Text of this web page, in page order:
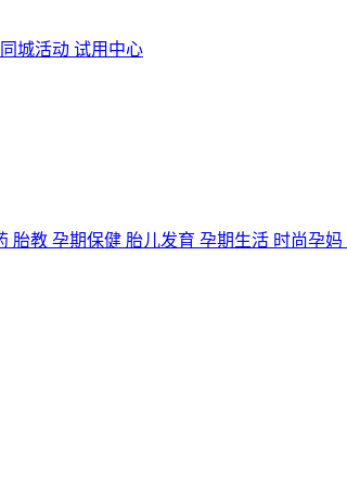
同城活动 试用中心
胎教 孕期保健 胎儿发育 孕期生活 时尚孕妈